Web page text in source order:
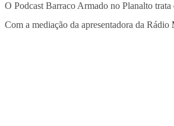
O Podcast Barraco Armado no Planalto
Com a mediação da apresentadora da Rádio